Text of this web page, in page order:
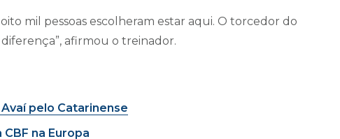
mil pessoas escolheram estar aqui. O torcedor do
diferença”, afirmou o treinador.
pelo Catarinense
na Europa